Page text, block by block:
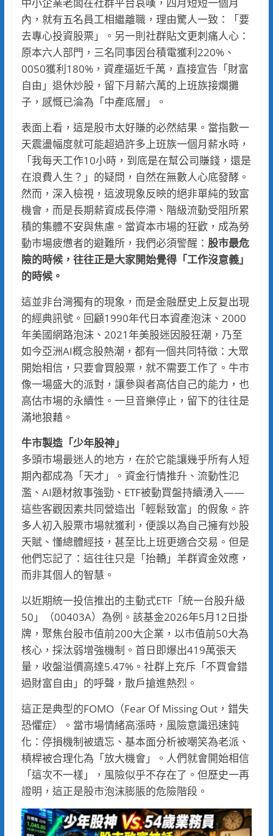
內，就有五名員工相繼離職，理由驚人一致：「要
去專心投資股票」。另一則社群貼文更刺痛人心：
原本六人部門，三名同事因台積電獲利220%、
0050獲利180%，資產逼近千萬，直接宣告「財富
自由」退休炒股，留下月薪六萬的上班族接爛攤
子，感慨已淪為「中產底層」。
表面上看，這是股市太好賺的必然結果。當指數一
天震盪幅度就可能超過許多上班族一個月薪水時，
「我每天工作10小時，到底是在幫公司賺錢，還是
在浪費人生？」的疑問，自然在無數人心底發酵。
然而，深入檢視，這波現象反映的絕非單純的致富
機會，而是長期薪資成長停滯、階級流動受阻所累
積的集體不安與焦慮。當資本市場的狂歡，成為勞
動市場疲憊者的避難所，我們必須警醒： 股市最危
險的時候，往往正是大家開始覺得「工作沒意義」
的時候。
這並非台灣獨有的現象，而是金融歷史上反复出現
的經典訊號。回顧1990年代日本資產泡沫、2000
年美國網路泡沫、2021年美股迷因股狂潮，乃至
如今亞洲AI概念股熱潮，都有一個共同特徵：大眾
開始相信，只要會買股票，就不需要工作了。牛市
像一場盛大的派對，讓參與者高估自己的能力，也
高估市場的永續性。一旦音樂停止，留下的往往是
滿地狼藉。
牛市製造「少年股神」
多頭市場最迷人的地方，在於它能讓幾乎所有人短
期內都成為「天才」。資金行情推升、流動性氾
濫、AI題材敘事強勁、ETF被動買盤持續湧入——
這些客觀因素共同營造出「輕鬆致富」的假象。許
多人初入股票市場就獲利，便誤以為自己擁有炒股
天賦、懂總體經技，甚至比上班更適合交易。但是
他們忘記了：這往往只是「抬轎」羊群資金效應，
而非其個人的智慧。
以近期統一投信推出的主動式ETF「統一台股升級
50」（00403A）為例。該基金2026年5月12日掛
牌，聚焦台股市值前200大企業，以市值前50大為
核心，採汰弱增強機制。首日即爆出419萬張天
量，收盤溢價高達5.47%。社群上充斥「不買會錯
過財富自由」的呼聲，散戶搶進熱烈。
這正是典型的FOMO（Fear Of Missing Out，錯失
恐懼症）。當市場情緒高漲時，風險意識迅速鈍
化：停損機制被遺忘、基本面分析被嘲笑為老派、
槓桿被合理化為「放大機會」。人們就會開始相信
「這次不一樣」，風險似乎不存在了。但歷史一再
證明，這正是股市泡沫膨脹的危險階段。